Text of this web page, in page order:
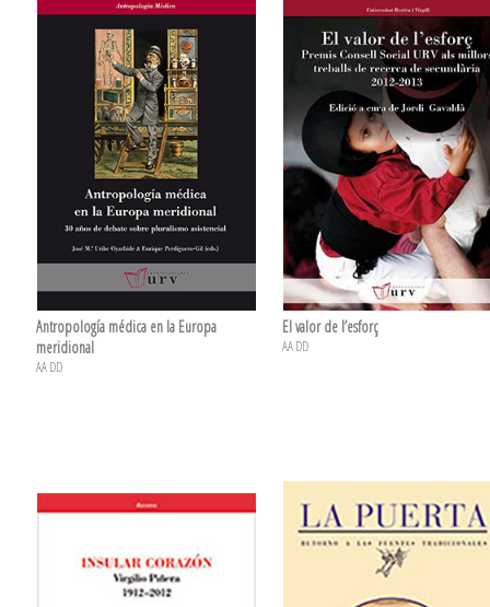
Antropología médica en la Europa
meridional
AA DD
El valor de l’esforç
AA DD